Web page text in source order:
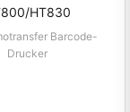
HT830